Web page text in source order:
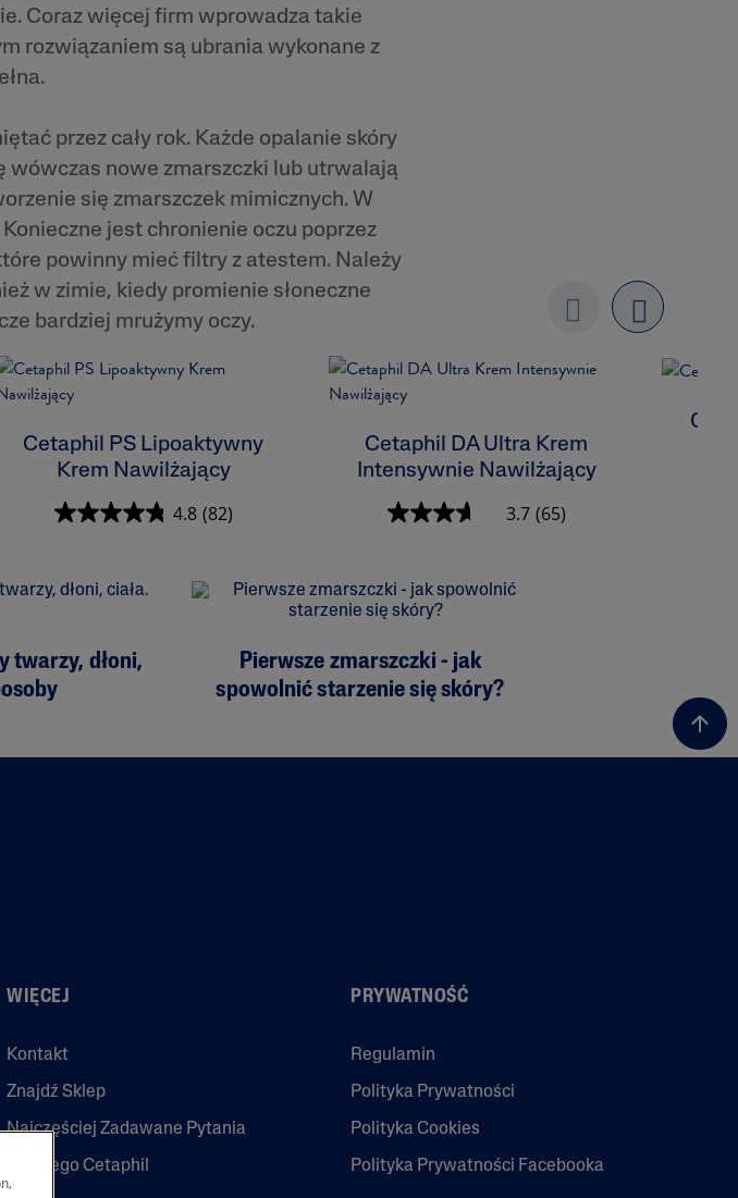
Coraz więcej firm wprowadza takie
rozwiązaniem są ubrania wykonane z
przez cały rok. Każde opalanie skóry
wówczas nowe zmarszczki lub utrwalają
się zmarszczek mimicznych. W
jest chronienie oczu poprzez
powinny mieć filtry z atestem. Należy
w zimie, kiedy promienie słoneczne
bardziej mrużymy oczy.
next
Cetaphil PS Lipoaktywny
Krem Nawilżający
4.8 (82)
Cetaphil DA Ultra Krem
Intensywnie Nawilżający
3.7 (65)
twarzy, dłoni,
Pierwsze zmarszczki - jak
spowolnić starzenie się skóry?
WIĘCEJ
Kontakt
Znajdź Sklep
Najczęściej Zadawane Pytania
Dlaczego Cetaphil
PRYWATNOŚĆ
Regulamin
Polityka Prywatności
Polityka Cookies
Polityka Prywatności Facebooka